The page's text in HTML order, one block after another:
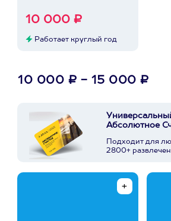
10 000 ₽
Работает круглый год
10 000 ₽ - 15 000 ₽
Абсолютное
Подходит для
2800+